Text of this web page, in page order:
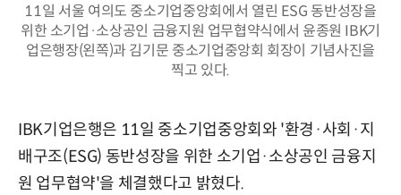
11일 서울 여의도 중소기업중앙회에서 열린 ESG 동반성장을
위한 소기업·소상공인 금융지원 업무협약식에서 윤종원 IBK기
업은행장(왼쪽)과 김기문 중소기업중앙회 회장이 기념사진을
찍고 있다.
IBK기업은행은 11일 중소기업중앙회와 '환경·사회·지
배구조(ESG) 동반성장을 위한 소기업·소상공인 금융지
원 업무협약'을 체결했다고 밝혔다.